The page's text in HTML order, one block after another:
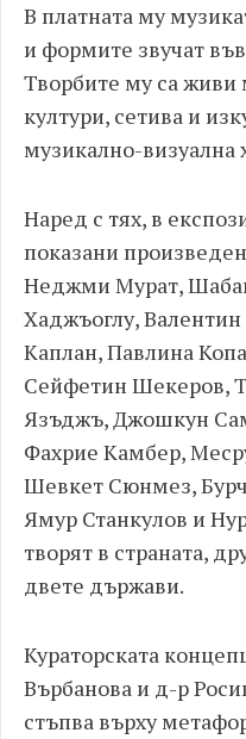
В платната му
и формите звучат
Творбите му са
култури, сетива и
музикално-визуална
Наред с тях, в
показани
Неджми Мурат,
Хаджъоглу,
Каплан, Павлина
Сейфетин Шекеров,
Язъджъ, Джошкун
Фахрие Камбер,
Шевкет Сюнмез,
Ямур Станкулов и
творят в страната,
двете държави.
Кураторската
Върбанова и д-р
стъпва върху